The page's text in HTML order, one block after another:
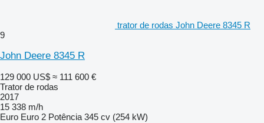
trator de rodas John Deere 8345 R
9
John Deere 8345 R
129 000 US$ ≈ 111 600 €
Trator de rodas
2017
15 338 m/h
Euro Euro 2 Potência 345 cv (254 kW)